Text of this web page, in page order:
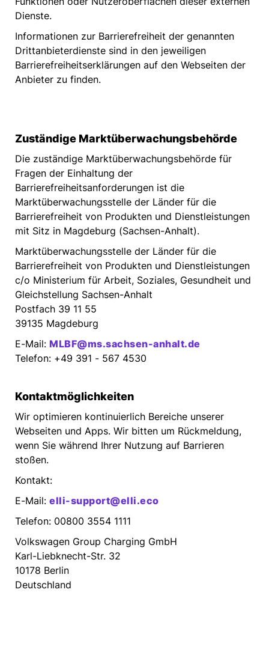
Dienste.
Informationen zur Barrierefreiheit der genannten
Drittanbieterdienste sind in den jeweiligen
Barrierefreiheitserklärungen auf den Webseiten der
Anbieter zu finden.
Zuständige Marktüberwachungsbehörde
Die zuständige Marktüberwachungsbehörde für
Fragen der Einhaltung der
Barrierefreiheitsanforderungen ist die
Marktüberwachungsstelle der Länder für die
Barrierefreiheit von Produkten und Dienstleistungen
mit Sitz in Magdeburg (Sachsen-Anhalt).
Marktüberwachungsstelle der Länder für die
Barrierefreiheit von Produkten und Dienstleistungen
c/o Ministerium für Arbeit, Soziales, Gesundheit und
Gleichstellung Sachsen-Anhalt
Postfach 39 11 55
39135 Magdeburg
E-Mail: MLBF@ms.sachsen-anhalt.de
Telefon: +49 391 - 567 4530
Kontaktmöglichkeiten
Wir optimieren kontinuierlich Bereiche unserer
Webseiten und Apps. Wir bitten um Rückmeldung,
wenn Sie während Ihrer Nutzung auf Barrieren
stoßen.
Kontakt:
E-Mail: elli-support@elli.eco
Telefon: 00800 3554 1111
Volkswagen Group Charging GmbH
Karl-Liebknecht-Str. 32
10178 Berlin
Deutschland